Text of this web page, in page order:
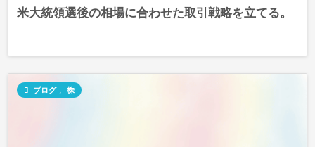
米大統領選後の相場に合わせた取引戦略を立てる。
 ブログ , 株